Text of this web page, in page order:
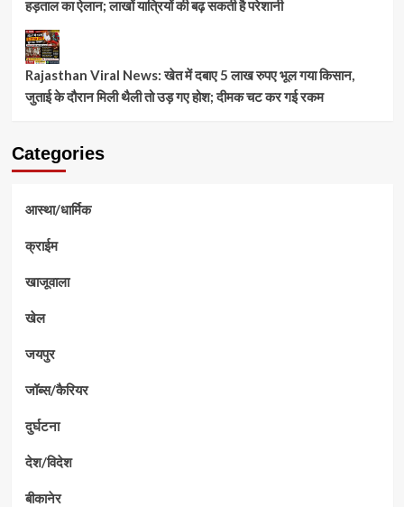
हड़ताल का ऐलान; लाखों यात्रियों की बढ़ सकती है परेशानी
Rajasthan Viral News: खेत में दबाए 5 लाख रुपए भूल गया किसान,
जुताई के दौरान मिली थैली तो उड़ गए होश; दीमक चट कर गई रकम
Categories
आस्था/धार्मिक
क्राईम
खाजूवाला
खेल
जयपुर
जॉब्स/कैरियर
दुर्घटना
देश/विदेश
बीकानेर